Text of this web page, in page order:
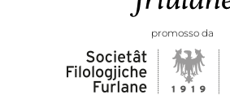
promosso da